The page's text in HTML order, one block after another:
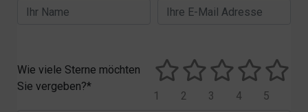
Wie viele Sterne möchten
Sie vergeben?*
5
4
3
2
1